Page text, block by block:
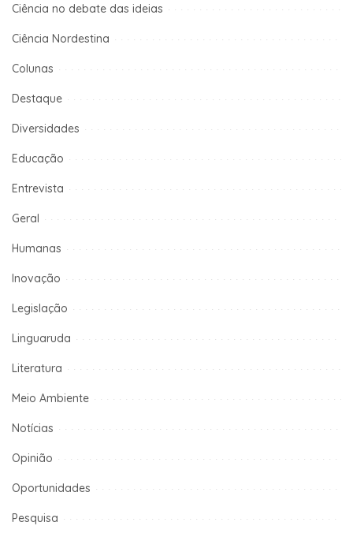
Ciência no debate das ideias
Ciência Nordestina
Colunas
Destaque
Diversidades
Educação
Entrevista
Geral
Humanas
Inovação
Legislação
Linguaruda
Literatura
Meio Ambiente
Notícias
Opinião
Oportunidades
Pesquisa